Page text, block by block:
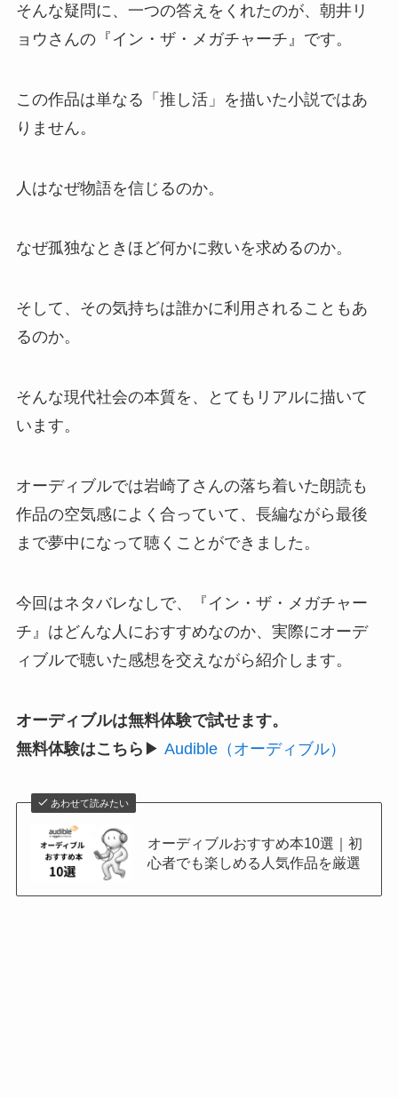
そんな疑問に、一つの答えをくれたのが、朝井リ
ョウさんの『イン・ザ・メガチャーチ』です。
この作品は単なる「推し活」を描いた小説ではあ
りません。
人はなぜ物語を信じるのか。
なぜ孤独なときほど何かに救いを求めるのか。
そして、その気持ちは誰かに利用されることもあ
るのか。
そんな現代社会の本質を、とてもリアルに描いて
います。
オーディブルでは岩崎了さんの落ち着いた朗読も
作品の空気感によく合っていて、長編ながら最後
まで夢中になって聴くことができました。
今回はネタバレなしで、『イン・ザ・メガチャー
チ』はどんな人におすすめなのか、実際にオーデ
ィブルで聴いた感想を交えながら紹介します。
オーディブルは無料体験で試せます。
無料体験はこちら ▶ Audible（オーディブル）
あわせて読みたい
オーディブルおすすめ本10選｜初
心者でも楽しめる人気作品を厳選